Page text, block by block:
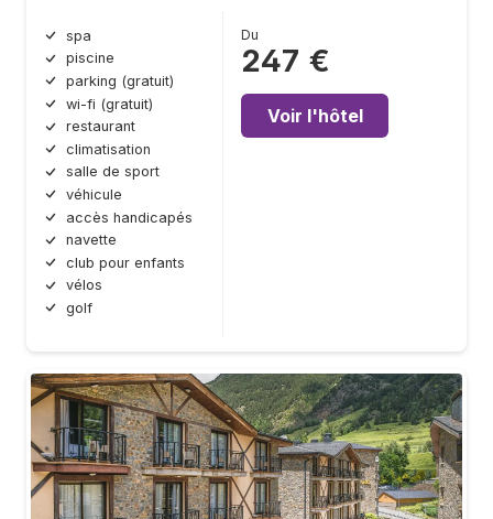
spa
piscine
parking (gratuit)
wi-fi (gratuit)
restaurant
climatisation
salle de sport
véhicule
accès handicapés
navette
club pour enfants
vélos
golf
Du
247 €
Voir l'hôtel